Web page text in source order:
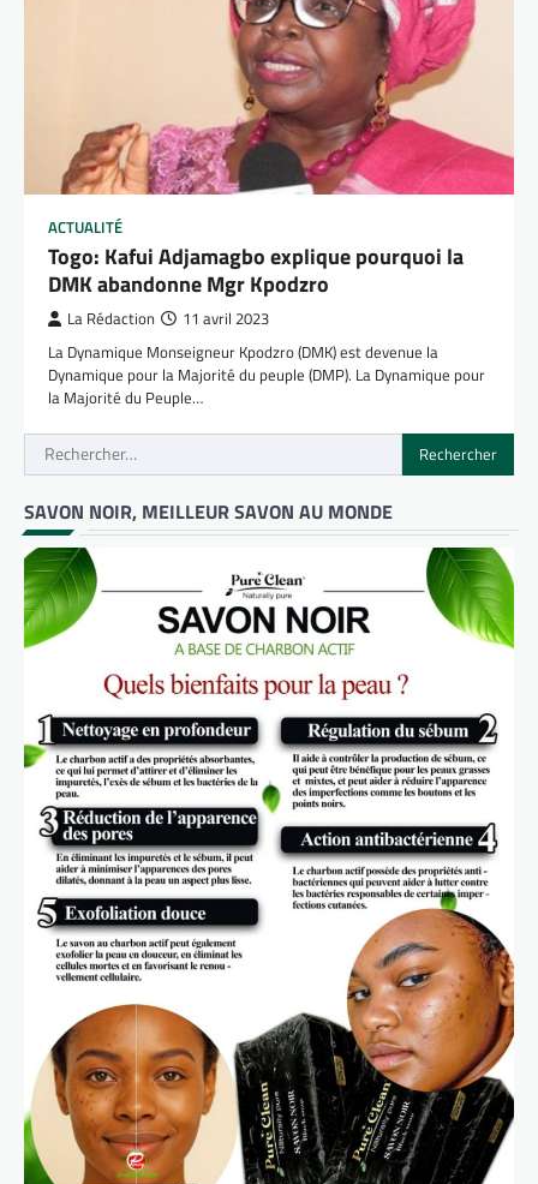
ACTUALITÉ
Togo: Kafui Adjamagbo explique pourquoi la
DMK abandonne Mgr Kpodzro
La Rédaction 11 avril 2023
La Dynamique Monseigneur Kpodzro (DMK) est devenue la
Dynamique pour la Majorité du peuple (DMP). La Dynamique pour
la Majorité du Peuple…
Rechercher :
SAVON NOIR, MEILLEUR SAVON AU MONDE